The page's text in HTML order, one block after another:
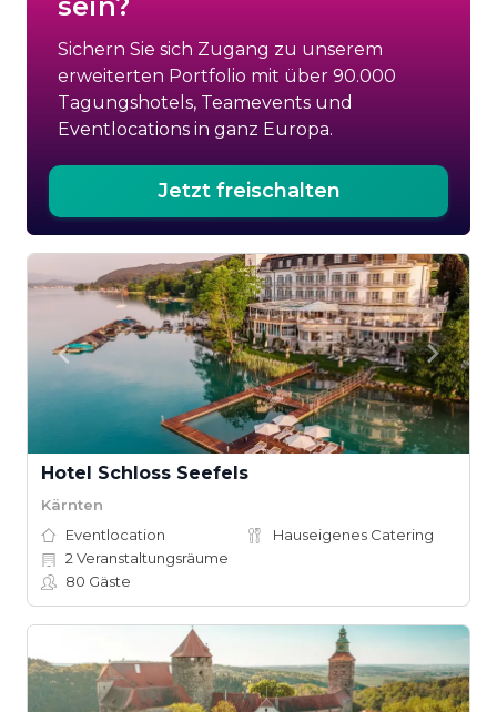
Sichern Sie sich Zugang zu unserem
erweiterten Portfolio mit über 90.000
Tagungshotels, Teamevents und
Eventlocations in ganz Europa.
Jetzt freischalten
Hotel Schloss Seefels
Kärnten
Eventlocation
Hauseigenes Catering
2 Veranstaltungsräume
80 Gäste